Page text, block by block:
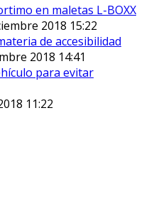
en maletas L-BOXX
2018 15:22
de accesibilidad
2018 14:41
para evitar
11:22